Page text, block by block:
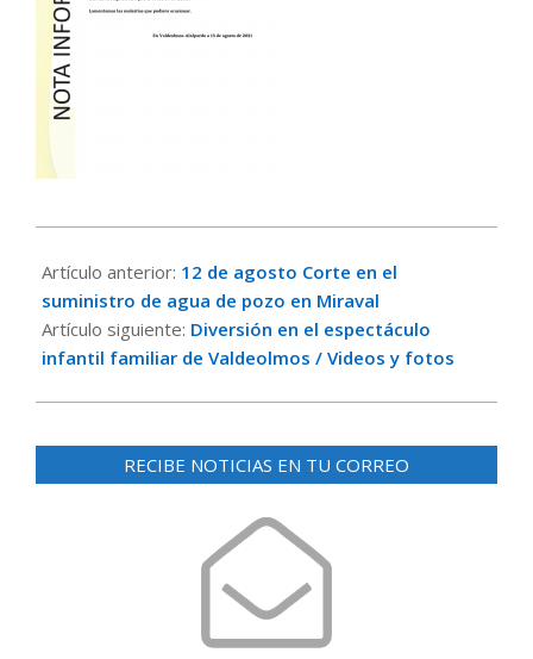
08-
13
Artículo anterior: 12 de agosto Corte en el
suministro de agua de pozo en Miraval
Artículo siguiente: Diversión en el espectáculo
infantil familiar de Valdeolmos / Videos y fotos
RECIBE NOTICIAS EN TU CORREO